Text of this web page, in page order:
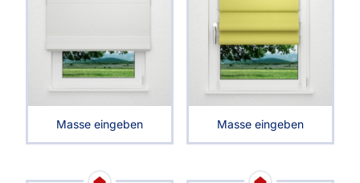
Masse eingeben Masse eingeben